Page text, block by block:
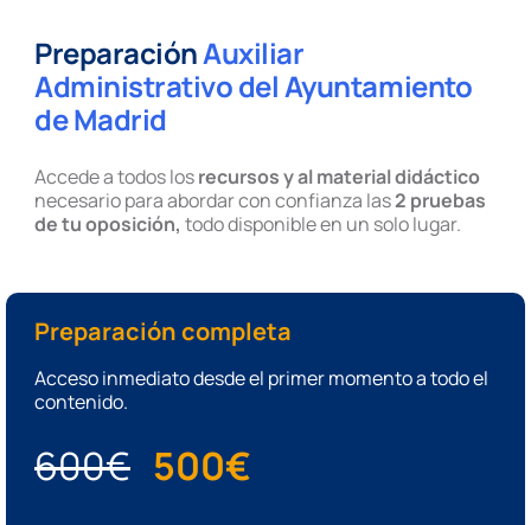
PreparaciónAuxiliar
Administrativo del Ayuntamiento
de Madrid
Accede a todos losrecursos y al material didáctico
necesario para abordar con confianza las2 pruebas
de tu oposición, todo disponible en un solo lugar.
Preparación completa
Acceso inmediato desde el primer momento a todo el
contenido.
600€ 500€